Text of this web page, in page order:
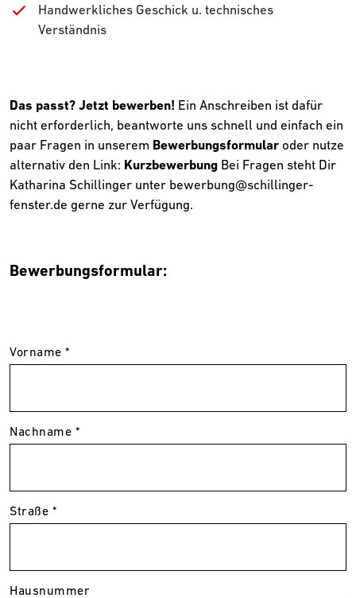
Handwerkliches Geschick u. technisches
Verständnis
Das passt? Jetzt bewerben! Ein Anschreiben ist dafür
nicht erforderlich, beantworte uns schnell und einfach ein
paar Fragen in unserem Bewerbungsformular oder nutze
alternativ den Link: Kurzbewerbung Bei Fragen steht Dir
Katharina Schillinger unter bewerbung@schillinger-
fenster.de gerne zur Verfügung.
Bewerbungsformular:
Vorname *
Nachname *
Straße *
Hausnummer